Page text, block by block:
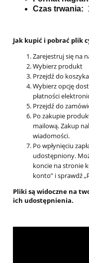
Czas trwania:
Jak kupić i pobrać plik
Zarejestruj się na
Wybierz produkt
Przejdź do koszyka
Wybierz opcję
płatności
Przejdź do
Po zakupie
mailową. Zakup
wiadomości.
Po wpłynięciu
udostępniony.
koncie na stronie
konto” i sprawdź
Pliki są widoczne na
ich udostępnienia.